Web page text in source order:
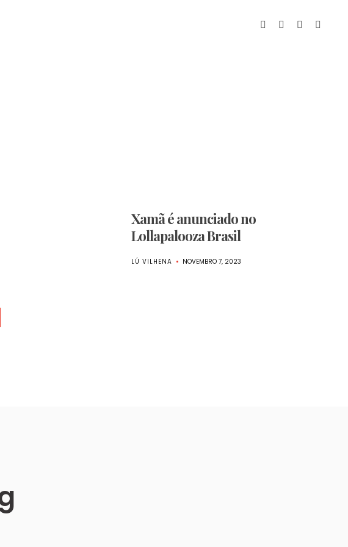
Xamã é anunciado no
Lollapalooza Brasil
LÚ VILHENA NOVEMBRO 7, 2023